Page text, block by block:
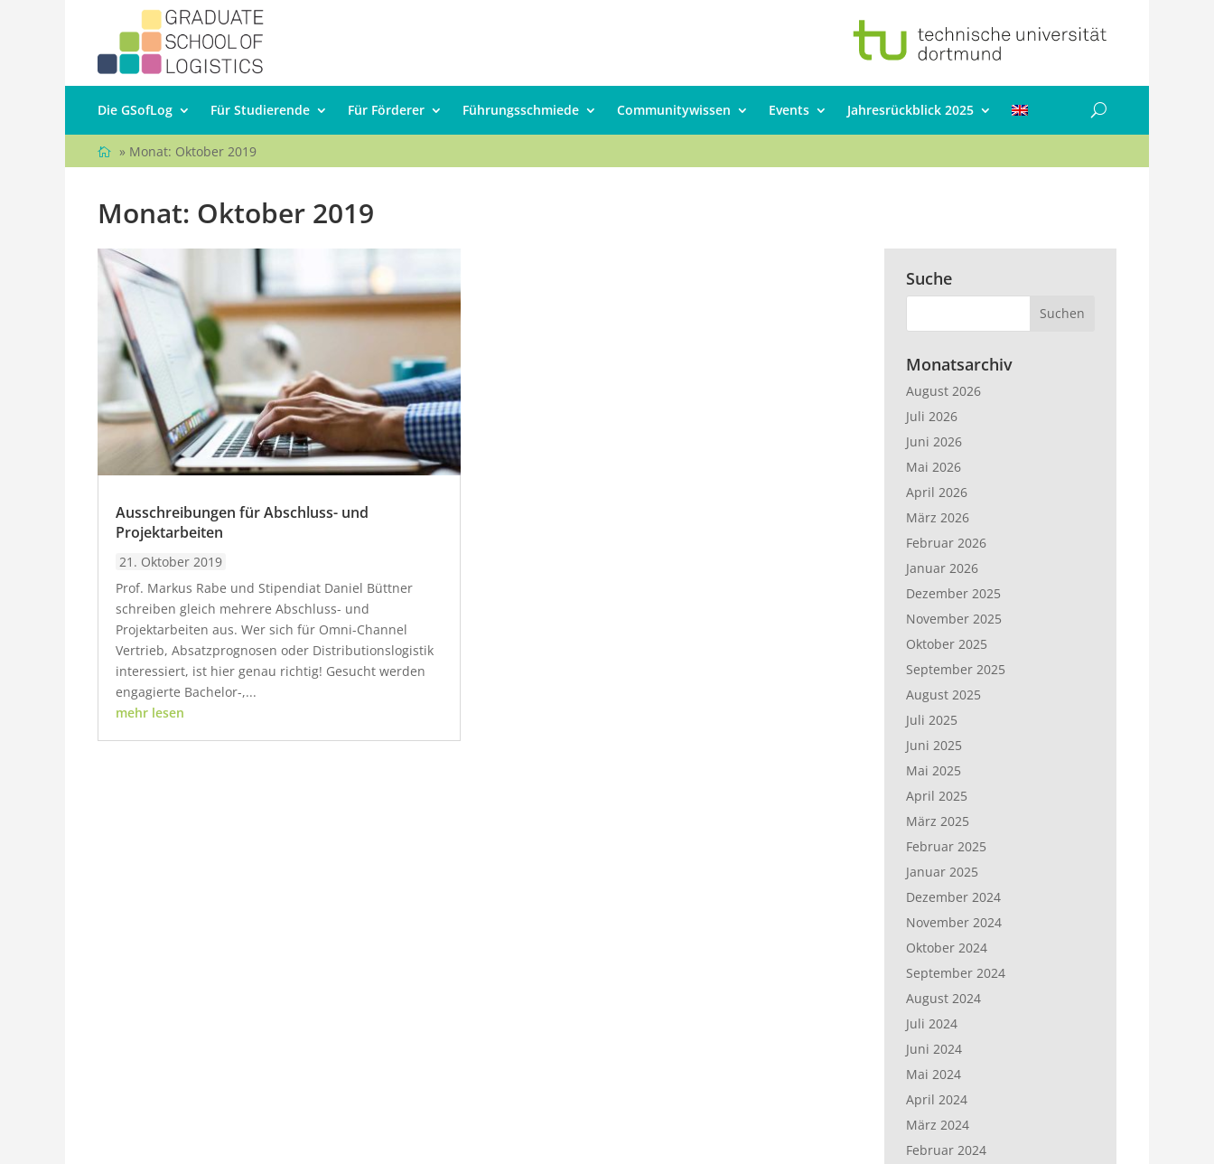
Die GSofLog Für Studierende Für Förderer Führungsschmiede Communitywissen Events Jahresrückblick 2025
» Monat: Oktober 2019
Monat: Oktober 2019
Ausschreibungen für Abschluss- und
Projektarbeiten
21. Oktober 2019
Prof. Markus Rabe und Stipendiat Daniel Büttner
schreiben gleich mehrere Abschluss- und
Projektarbeiten aus. Wer sich für Omni-Channel
Vertrieb, Absatzprognosen oder Distributionslogistik
interessiert, ist hier genau richtig! Gesucht werden
engagierte Bachelor-,...
mehr lesen
Suche
Monatsarchiv
August 2026
Juli 2026
Juni 2026
Mai 2026
April 2026
März 2026
Februar 2026
Januar 2026
Dezember 2025
November 2025
Oktober 2025
September 2025
August 2025
Juli 2025
Juni 2025
Mai 2025
April 2025
März 2025
Februar 2025
Januar 2025
Dezember 2024
November 2024
Oktober 2024
September 2024
August 2024
Juli 2024
Juni 2024
Mai 2024
April 2024
März 2024
Februar 2024